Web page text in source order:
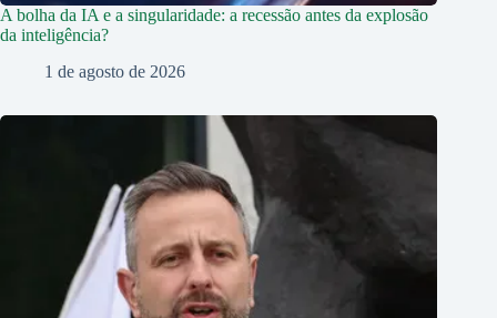
A bolha da IA e a singularidade: a recessão antes da explosão
da inteligência?
1 de agosto de 2026